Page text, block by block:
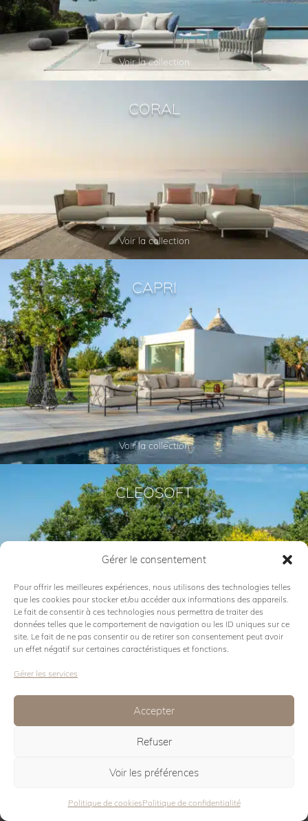
Gérer le consentement
Pour offrir les meilleures expériences, nous utilisons des technologies telles
que les cookies pour stocker et/ou accéder aux informations des appareils.
Le fait de consentir à ces technologies nous permettra de traiter des
données telles que le comportement de navigation ou les ID uniques sur ce
site. Le fait de ne pas consentir ou de retirer son consentement peut avoir
un effet négatif sur certaines caractéristiques et fonctions.
Gérer les services
Accepter
Refuser
Voir les préférences
Politique de cookiesPolitique de confidentialité
Voir la collection
CORAL
Voir la collection
CAPRI
Voir la collection
CLEOSOFT
Voir la collection
Voir la collection